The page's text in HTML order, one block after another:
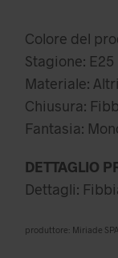
Colore del
Stagione: E25
Materiale:
Chiusura:
Fantasia:
DETTAGLIO
Dettagli:
produttore: Miriade